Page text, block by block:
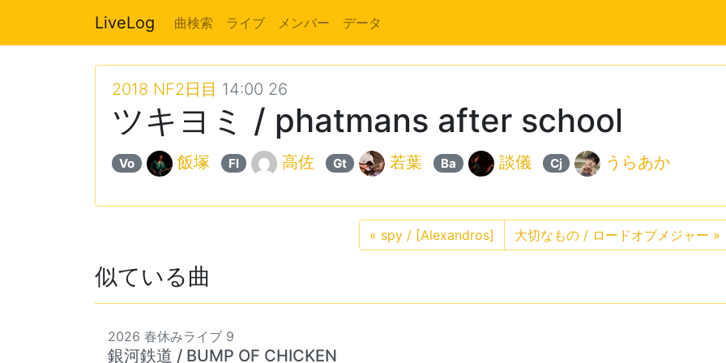
LiveLog 曲検索 ライブ メンバー データ
2018 NF2日目 14:00 26
ツキヨミ / phatmans after school
Vo 飯塚 Fl 高佐 Gt 若葉 Ba 談儀 Cj うらあか
« spy / [Alexandros] 大切なもの / ロードオブメジャー »
似ている曲
2026 春休みライブ 9
銀河鉄道 / BUMP OF CHICKEN